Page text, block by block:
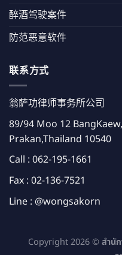
醉酒驾驶案件
防范恶意软件
联系方式
翁萨功律师事务所公司
89/94 Moo 12
Prakan,Thailand 10540
Call : 062-195-1661
Fax : 02-136-7521
Line : @wongsakorn
Copyright 2026 ©สำนั